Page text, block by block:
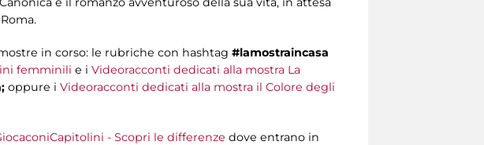
in corso: le rubriche con hashtag #lamostraincasa
femminili e i Videoracconti dedicati alla mostra La
oppure i Videoracconti dedicati alla mostra il Colore degli
- Scopri le differenze dove entrano in